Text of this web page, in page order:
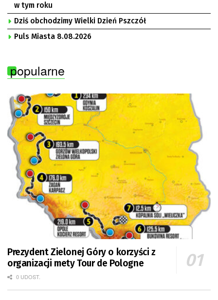
w tym roku
Dziś obchodzimy Wielki Dzień Pszczół
Puls Miasta 8.08.2026
popularne
Prezydent Zielonej Góry o korzyści z
organizacji mety Tour de Pologne
0 UDOST.